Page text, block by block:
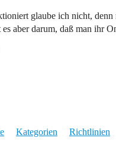
glaube ich nicht,
es aber darum, daß man ihr
Kategorien Richtlinien